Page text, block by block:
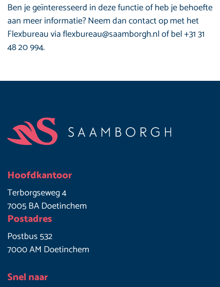
Ben je geïnteresseerd in deze functie of heb je behoefte
aan meer informatie? Neem dan contact op met het
Flexbureau via flexbureau@saamborgh.nl of bel +31 31
48 20 994.
Hoofdkantoor
Terborgseweg 4
7005 BA Doetinchem
Postadres
Postbus 532
7000 AM Doetinchem
Snel naar